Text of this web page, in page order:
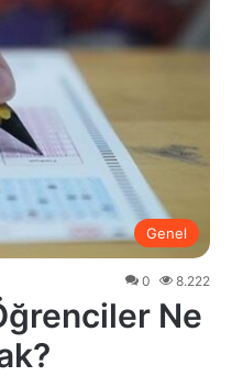
Genel
0 8.222
Ne